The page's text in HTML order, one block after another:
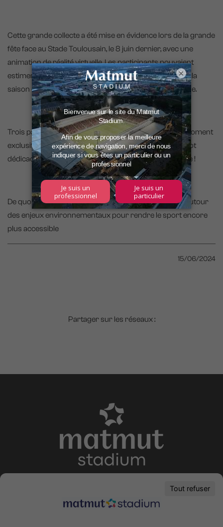
Cette grande collecte a été mise en évidence lors de la grande
fête face au Stade Toulousain, le 8 juin dernier, avec une
animation de réalité virtuelle. Les participants pouvaient
estimer puis visualiser le poids collecté tout au long de la
saison grâce à une expérience immersive fun et ludique.
Trois participants ont été tirés au sort pour vivre un moment
exclusif autour du match entre coup d’envoi fictif, maillot
dédicacé par les joueurs et après-match sur la pelouse !
De quoi engager encore un peu plus les fans du LOU autour
des enjeux environnementaux pour rendre le sport encore
plus accessible
15/06/2024
Partager sur les réseaux :
CONTACTEZ-NOUS
×
Tout refuser